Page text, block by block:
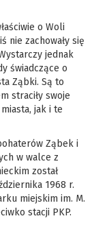
o Woli
nie zachowały się
jednak
świadczące o
Ząbki. Są to
straciły swoje
jak i te
Ząbek i
w walce z
został
1968 r.
miejskim im. M.
stacji PKP.